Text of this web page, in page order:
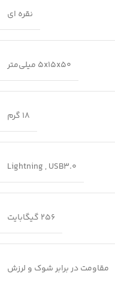
نقره ای
5x15x50 میلی‌متر
18 گرم
Lightning , USB3.0
256 گیگابایت
مقاومت در برابر شوک و لرزش